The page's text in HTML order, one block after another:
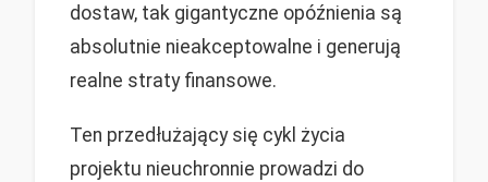
dostaw, tak gigantyczne opóźnienia są
absolutnie nieakceptowalne i generują
realne straty finansowe.
Ten przedłużający się cykl życia
projektu nieuchronnie prowadzi do